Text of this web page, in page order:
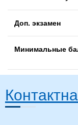
Доп. экзамен
Минимальные